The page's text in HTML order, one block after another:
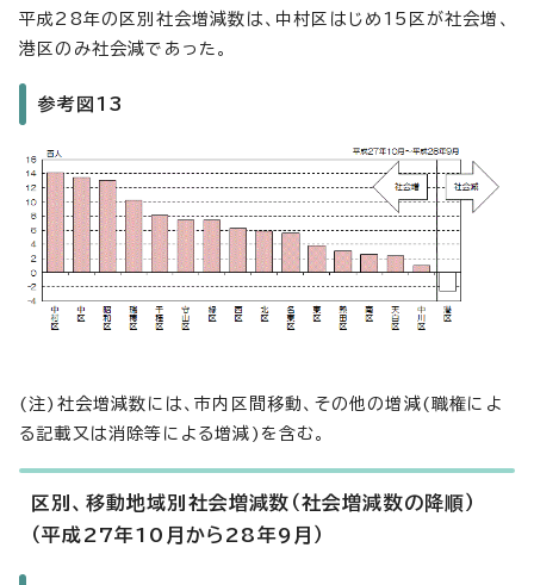
平成28年の区別社会増減数は、中村区はじめ15区が社会増、
港区のみ社会減であった。
参考図13
(注)社会増減数には、市内区間移動、その他の増減(職権によ
る記載又は消除等による増減)を含む。
区別、移動地域別社会増減数（社会増減数の降順）
（平成27年10月から28年9月）